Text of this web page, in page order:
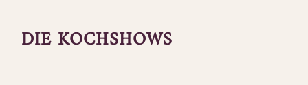
DIE KOCHSHOWS